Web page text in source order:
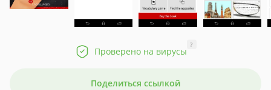
Проверено на вирусы
?
Поделиться ссылкой